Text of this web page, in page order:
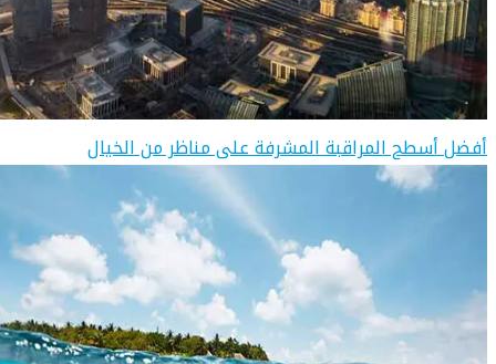
أفضل أسطح المراقبة المشرفة على مناظر من الخيال